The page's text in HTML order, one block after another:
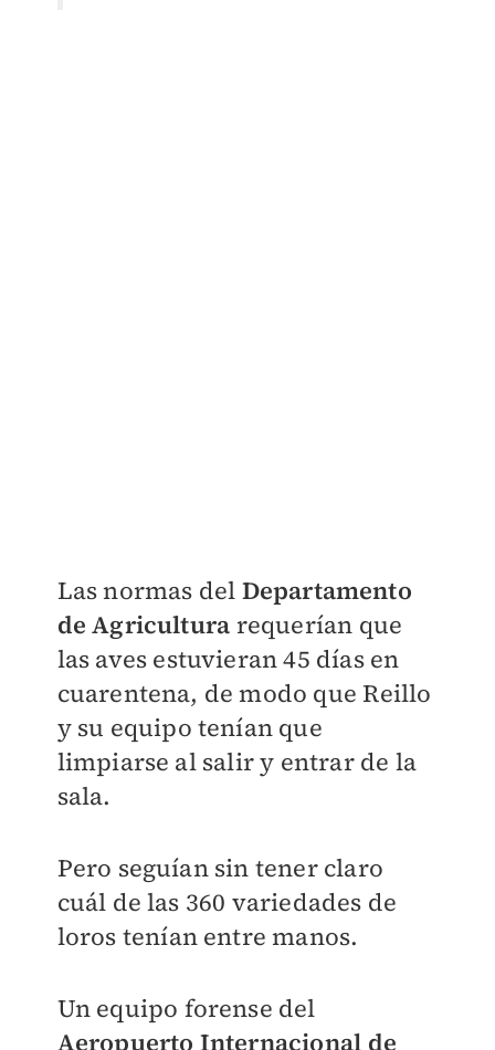
Las normas del Departamento
de Agricultura requerían que
las aves estuvieran 45 días en
cuarentena, de modo que Reillo
y su equipo tenían que
limpiarse al salir y entrar de la
sala.
Pero seguían sin tener claro
cuál de las 360 variedades de
loros tenían entre manos.
Un equipo forense del
Aeropuerto Internacional de